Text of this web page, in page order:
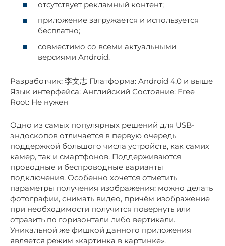
отсутствует рекламный контент;
приложение загружается и используется
бесплатно;
совместимо со всеми актуальными
версиями Android.
Разработчик: 李文志 Платформа: Android 4.0 и выше
Язык интерфейса: Английский Состояние: Free
Root: Не нужен
Одно из самых популярных решений для USB-
эндоскопов отличается в первую очередь
поддержкой большого числа устройств, как самих
камер, так и смартфонов. Поддерживаются
проводные и беспроводные варианты
подключения. Особенно хочется отметить
параметры получения изображения: можно делать
фотографии, снимать видео, причём изображение
при необходимости получится повернуть или
отразить по горизонтали либо вертикали.
Уникальной же фишкой данного приложения
является режим «картинка в картинке».